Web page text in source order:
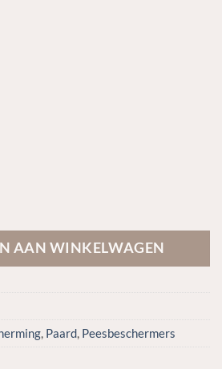
AAN WINKELWAGEN
, Paard, Peesbeschermers